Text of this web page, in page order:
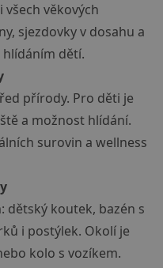
věkových
sjezdovky v dosahu a
dětí.
přírody. Pro děti je
a možnost hlídání.
surovin a wellness
dětský koutek, bazén s
i postýlek. Okolí je
kolo s vozíkem.